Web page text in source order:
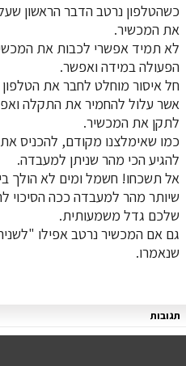
כשהטלפון נרטב הדבר הראשון
את המכשיר.
לא תמיד אפשרי לכבות את
הפעולה במידה ואפשר.
חל איסור מוחלט לחבר את
אשר עלול להחמיר את התקלה
לתקן את המכשיר.
כמו שאימלצנו מקודם, להכניס
להגיע הכי מהר שניתן למעבדה.
אל תשכחו! חשמל ומים לא הולך
שיותר מהר למעבדה ככה הסיכוי
שלכם גדל משמעותית.
גם אם המכשיר נרטב אפילו
שנאמרו.
תגובות